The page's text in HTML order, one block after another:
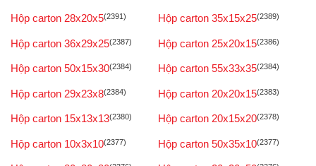
Hộp carton 28x20x5(2391) Hộp carton 35x15x25(2389)
Hộp carton 36x29x25(2387) Hộp carton 25x20x15(2386)
Hộp carton 50x15x30(2384) Hộp carton 55x33x35(2384)
Hộp carton 29x23x8(2384) Hộp carton 20x20x15(2383)
Hộp carton 15x13x13(2380) Hộp carton 20x15x20(2378)
Hộp carton 10x3x10(2377) Hộp carton 50x35x10(2377)